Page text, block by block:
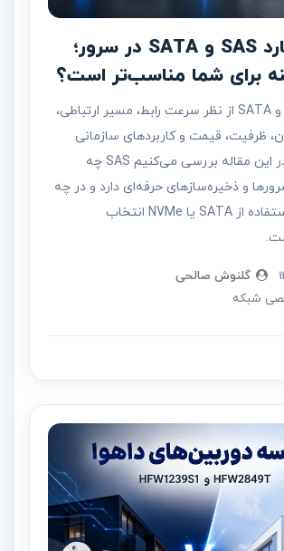
تفاوت هارد SAS و SATA در سرور؛
برای شما مناسب‌تر است؟
هاردهای SAS و SATA از نظر سرعت رابط، مسیر ارتباطی،
ظرفیت، قیمت و کاربردهای سازمانی
تفاوت دارند. در این مقاله بررسی می‌کنیم SAS چه
و ذخیره‌سازهای حرفه‌ای دارد و در چه
سناریوهایی استفاده از SATA یا NVMe انتخاب
گلنوش صالحی
شبکه